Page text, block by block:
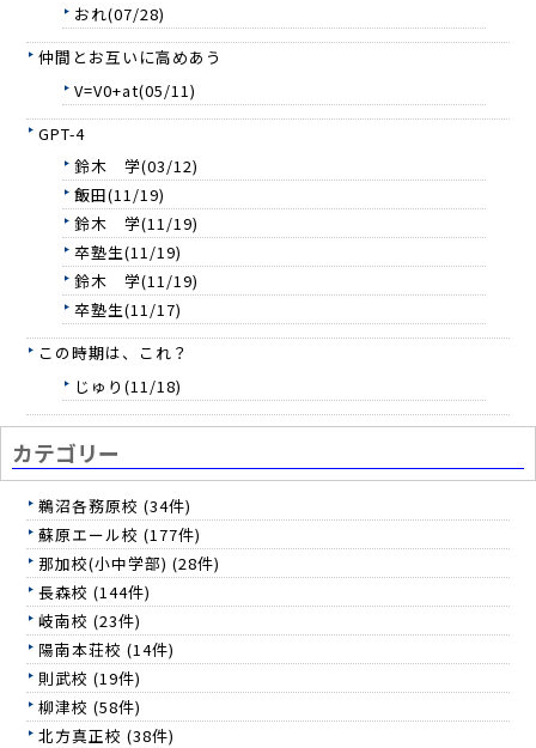
おれ(07/28)
仲間とお互いに高めあう
V=V0+at(05/11)
GPT-4
鈴木 学(03/12)
飯田(11/19)
鈴木 学(11/19)
卒塾生(11/19)
鈴木 学(11/19)
卒塾生(11/17)
この時期は、これ？
じゅり(11/18)
カテゴリー
鵜沼各務原校 (34件)
蘇原エール校 (177件)
那加校(小中学部) (28件)
長森校 (144件)
岐南校 (23件)
陽南本荘校 (14件)
則武校 (19件)
柳津校 (58件)
北方真正校 (38件)